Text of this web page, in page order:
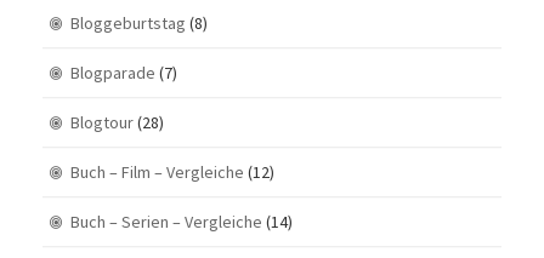
Bloggeburtstag (8)
Blogparade (7)
Blogtour(28)
Buch – Film – Vergleiche (12)
Buch – Serien – Vergleiche (14)